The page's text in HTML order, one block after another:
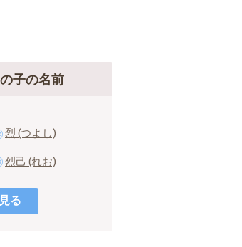
子の名前
烈 (つよし)
烈己 (れお)